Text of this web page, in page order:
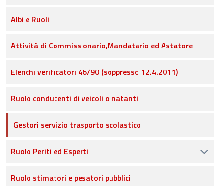
Albi e Ruoli
Attività di Commissionario,Mandatario ed Astatore
Elenchi verificatori 46/90 (soppresso 12.4.2011)
Ruolo conducenti di veicoli o natanti
Gestori servizio trasporto scolastico
Ruolo Periti ed Esperti
Ruolo stimatori e pesatori pubblici